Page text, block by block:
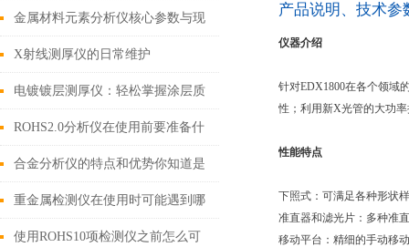
吗？
金属材料元素分析仪核心参数与现
场应用指南
X射线测厚仪的日常维护
电镀镀层测厚仪：轻松掌握涂层质
量
ROHS2.0分析仪在使用前要准备什
么你知道吗？
合金分析仪的特点和优势你知道是
哪些吗？
重金属检测仪在使用时可能遇到哪
些问题?如何解决?
使用ROHS10项检测仪之前怎么可
产品说明、技术参
仪器介绍
针对EDX1800在各个领域
性；利用新X光管的大功
性能特点
下照式：可满足各种形状
准直器和滤光片：多种准
移动平台：精细的手动移